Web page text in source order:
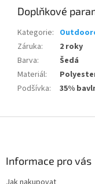
Doplňkové
Kategorie:
Záruka:
2 roky
Barva:
Šedá
Materiál:
Podšívka: 35%
Informace pro vás